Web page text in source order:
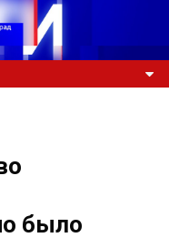
было